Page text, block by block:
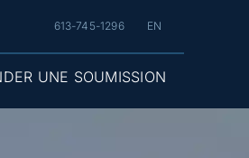
613-745-1296 EN
UNE SOUMISSION